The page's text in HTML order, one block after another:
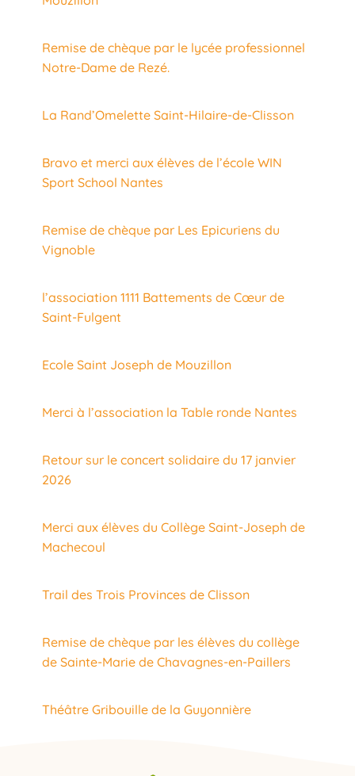
Remise de chèque par le lycée professionnel
Notre-Dame de Rezé.
La Rand’Omelette Saint-Hilaire-de-Clisson
Bravo et merci aux élèves de l’école WIN
Sport School Nantes
Remise de chèque par Les Epicuriens du
Vignoble
l’association 1111 Battements de Cœur de
Saint-Fulgent
Ecole Saint Joseph de Mouzillon
Merci à l’association la Table ronde Nantes
Retour sur le concert solidaire du 17 janvier
2026
Merci aux élèves du Collège Saint-Joseph de
Machecoul
Trail des Trois Provinces de Clisson
Remise de chèque par les élèves du collège
de Sainte-Marie de Chavagnes-en-Paillers
Théâtre Gribouille de la Guyonnière